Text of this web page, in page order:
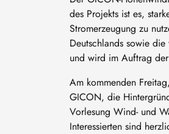
des Projekts ist es,
Stromerzeugung zu
Deutschlands sowie
und wird im Auftrag
Am kommenden
GICON, die
Vorlesung Wind- und
Interessierten sind